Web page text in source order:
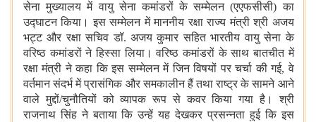
सेना मुख्यालय में वायु सेना कमांडरों के सम्मेलन (एएफसीसी) का
उद्घाटन किया। इस सम्मेलन में माननीय रक्षा राज्य मंत्री श्री अजय
भट्ट और रक्षा सचिव डॉ. अजय कुमार सहित भारतीय वायु सेना के
वरिष्ठ कमांडरों ने हिस्सा लिया। वरिष्ठ कमांडरों के साथ बातचीत में
रक्षा मंत्री ने कहा कि इस सम्मेलन में जिन विषयों पर चर्चा की गई, वे
वर्तमान संदर्भ में प्रासंगिक और समकालीन हैं तथा राष्ट्र के सामने आने
वाले मुद्दों/चुनौतियों को व्यापक रूप से कवर किया गया है। श्री
राजनाथ सिंह ने बताया कि उन्हें यह देखकर प्रसन्नता हुई कि इस